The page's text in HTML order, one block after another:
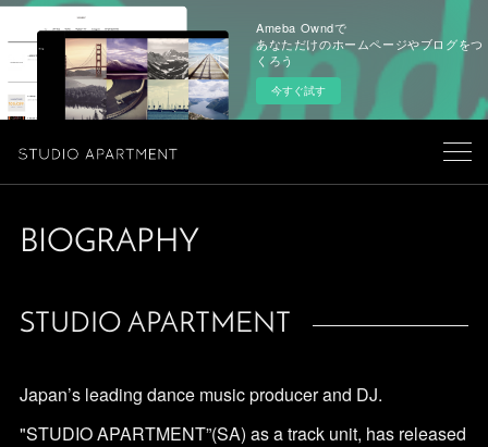
Ameba Owndで
あなただけのホームページやブログをつ
くろう
今すぐ試す
BIOGRAPHY
STUDIO APARTMENT
Japan’s leading dance music producer and DJ.
"STUDIO APARTMENT”(SA) as a track unit, has released